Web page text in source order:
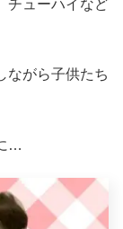
チューハイなど
ながら子供たち
…